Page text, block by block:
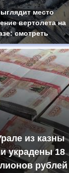
место
вертолета на
смотреть
из казны
украдены 18
рублей